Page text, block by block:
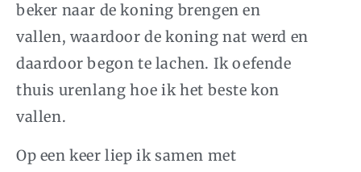
beker naar de koning brengen en
vallen, waardoor de koning nat werd en
daardoor begon te lachen. Ik oefende
thuis urenlang hoe ik het beste kon
vallen.
Op een keer liep ik samen met